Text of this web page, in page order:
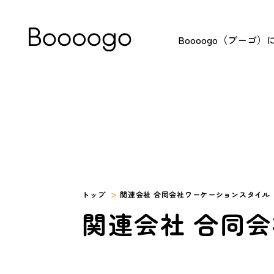
Boooogo（ブーゴ）
トップ 関連会社 合同会社ワーケーションスタイル
関連会社 合同